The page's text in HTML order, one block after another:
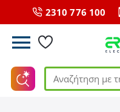
2310 776 100
Αναζήτηση